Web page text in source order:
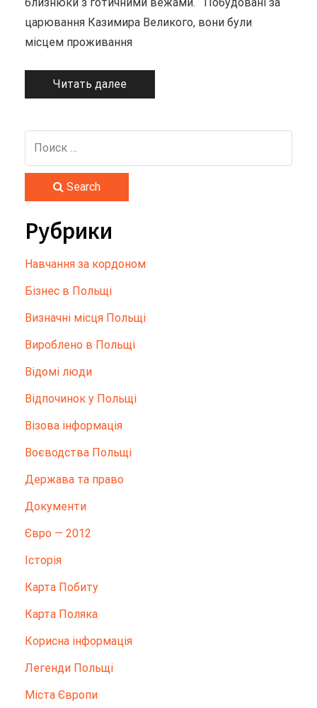
царювання Казимира Великого, вони були
місцем проживання
Читать далее
Search
Рубрики
Hавчання за кордоном
Бізнес в Польщі
Визначні місця Польщі
Вироблено в Польщі
Відомі люди
Відпочинок у Польщі
Візова інформація
Воєводства Польщі
Держава та право
Документи
Євро — 2012
Історія
Карта Побиту
Карта Поляка
Корисна інформація
Легенди Польщі
Міста Європи